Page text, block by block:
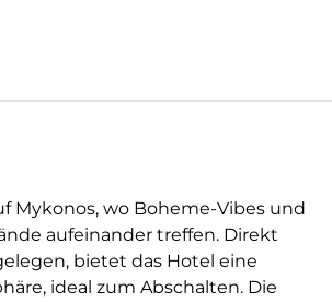
Mykonos, wo Boheme-Vibes und
aufeinander treffen. Direkt
bietet das Hotel eine
ideal zum Abschalten. Die